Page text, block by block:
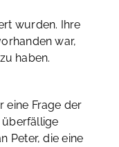
wurden. Ihre
war,
haben.
eine Frage der
überfällige
Peter, die eine